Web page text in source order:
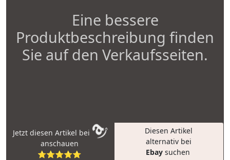
Eine bessere
Produktbeschreibung finden
Sie auf den Verkaufsseiten.
Jetzt diesen Artikel bei
anschauen
⭐⭐⭐⭐⭐
Diesen Artikel
alternativ bei
Ebay suchen